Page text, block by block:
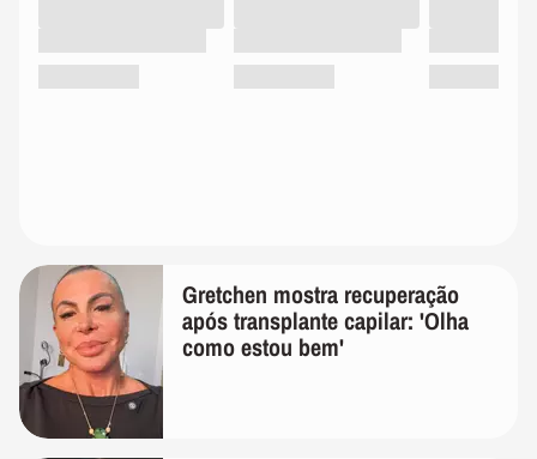
Gretchen mostra recuperação
após transplante capilar: 'Olha
como estou bem'